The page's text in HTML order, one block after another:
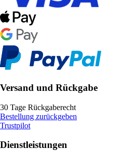
Versand und Rückgabe
30 Tage Rückgaberecht
Bestellung zurückgeben
Trustpilot
Dienstleistungen